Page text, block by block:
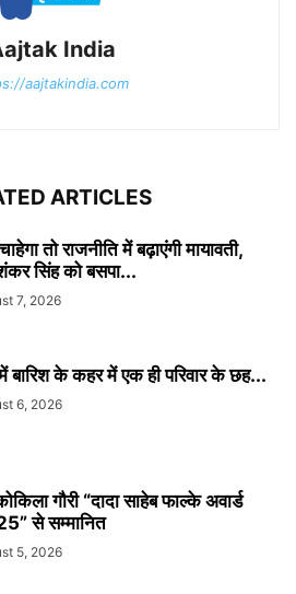
India
aajtakindia.com
ARTICLES
तो राजनीति में बढ़ाएंगी मायावती,
सिंह को बसपा...
7, 2026
बारिश के कहर में एक ही परिवार के छह...
6, 2026
गौरी “दादा साहेब फाल्के अवार्ड
से सम्मानित
5, 2026